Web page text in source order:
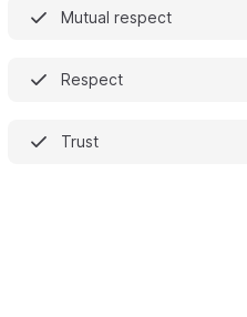
Mutual respect
Respect
Trust